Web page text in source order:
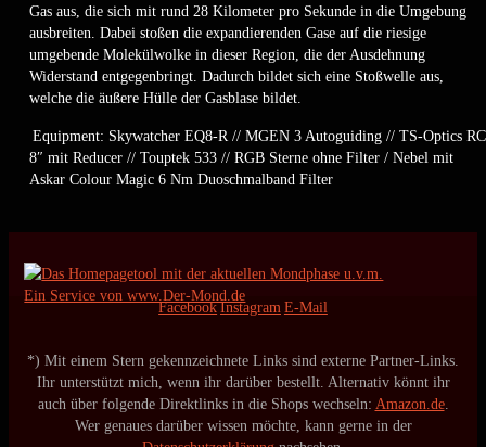
Gas aus, die sich mit rund 28 Kilometer pro Sekunde in die Umgebung
ausbreiten. Dabei stoßen die expandierenden Gase auf die riesige
umgebende Molekülwolke in dieser Region, die der Ausdehnung
Widerstand entgegenbringt. Dadurch bildet sich eine Stoßwelle aus,
welche die äußere Hülle der Gasblase bildet.
Equipment: Skywatcher EQ8-R // MGEN 3 Autoguiding // TS-Optics RC
8″ mit Reducer // Touptek 533 // RGB Sterne ohne Filter / Nebel mit
Askar Colour Magic 6 Nm Duoschmalband Filter
Ein Service von www.Der-Mond.de
FacebookInstagram E-Mail
*) Mit einem Stern gekennzeichnete Links sind externe Partner-Links.
Ihr unterstützt mich, wenn ihr darüber bestellt. Alternativ könnt ihr
auch über folgende Direktlinks in die Shops wechseln: Amazon.de.
Wer genaues darüber wissen möchte, kann gerne in der